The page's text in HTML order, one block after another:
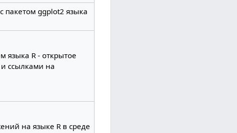
пакетом ggplot2 языка
языка R - открытое
ссылками на
на языке R в среде